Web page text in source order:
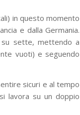
in questo momento
e dalla Germania.
sette, mettendo a
vuoti) e seguendo
sicuri e al tempo
lavora su un doppio